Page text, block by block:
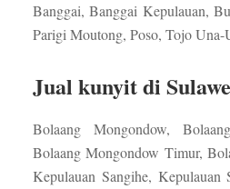
Banggai, Banggai Kepulauan,
Parigi Moutong, Poso, Tojo
Jual kunyit di
Bolaang Mongondow,
Bolaang Mongondow Timur,
Kepulauan Sangihe, Kepulauan